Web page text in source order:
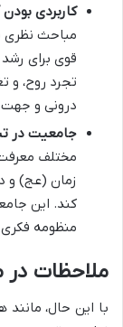
کاربردی
مباحث نظری
قوی برای
تجرد روح، و
درونی و جهت
جامعیت در
مختلف معرفت
زمان (عج) و
کند. این
منظومه
ملاحظات در
با این حال، مانند